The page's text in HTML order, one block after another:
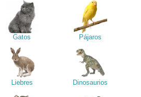
Gatos Pájaros
Liebres Dinosaurios